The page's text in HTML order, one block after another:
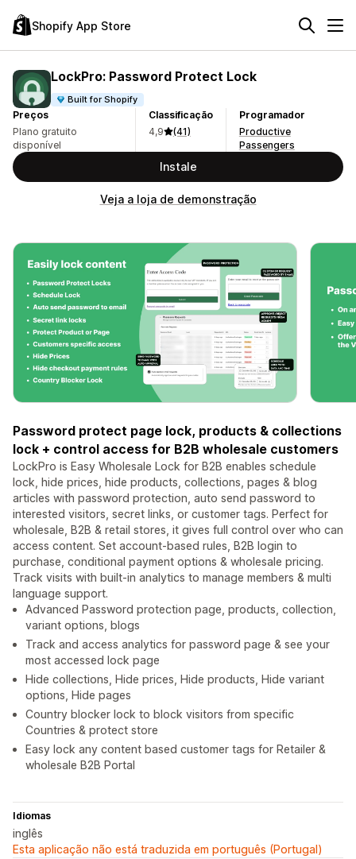
Shopify App Store
LockPro: Password Protect Lock
Built for Shopify
Preços
Plano gratuito
disponível
Classificação
4,9
(41)
Programador
Productive
Passengers
Instale
Veja a loja de demonstração
Password protect page lock, products & collections
lock + control access for B2B wholesale customers
LockPro is Easy Wholesale Lock for B2B enables schedule
lock, hide prices, hide products, collections, pages & blog
articles with password protection, auto send password to
interested visitors, secret links, or customer tags. Perfect for
wholesale, B2B & retail stores, it gives full control over who can
access content. Set account-based rules, B2B login to
purchase, conditional payment options & wholesale pricing.
Track visits with built-in analytics to manage members & multi
language support.
Advanced Password protection page, products, collection,
variant options, blogs
Track and access analytics for password page & see your
most accessed lock page
Hide collections, Hide prices, Hide products, Hide variant
options, Hide pages
Country blocker lock to block visitors from specific
Countries & protect store
Easy lock any content based customer tags for Retailer &
wholesale B2B Portal
Idiomas
inglês
Esta aplicação não está traduzida em português (Portugal)